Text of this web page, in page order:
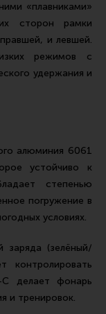
«плавниками»
сторон рамки
и левшей.
режимов с
удержания и
алюминия 6061
устойчиво к
степенью
погружение в
условиях.
заряда (зелёный/
контролировать
делает фонарь
и тренировок.